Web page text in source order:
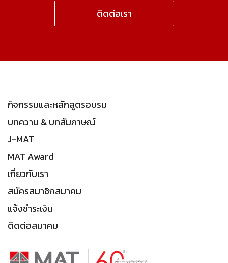
ติดต่อเรา
กิจกรรมและหลักสูตรอบรม
บทความ & บทสัมภาษณ์
J-MAT
MAT Award
เกี่ยวกับเรา
สมัครสมาชิกสมาคม
แจ้งชำระเงิน
ติดต่อสมาคม